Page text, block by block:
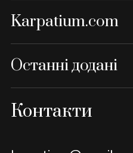
Karpatium.com
Останні додані
Контакти